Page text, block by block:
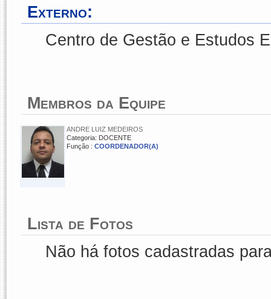
Externo:
Centro de Gestão e Estudos
Membros da Equipe
ANDRE LUIZ MEDEIROS
Categoria: DOCENTE
Função : COORDENADOR(A)
Lista de Fotos
Não há fotos cadastradas